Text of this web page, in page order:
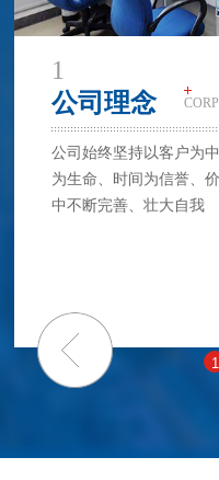
1
公司理念
公司始终坚持以客户为
为生命、时间为信誉、
中不断完善、壮大自我
2
公司理念
公司始终坚持以客户为
1